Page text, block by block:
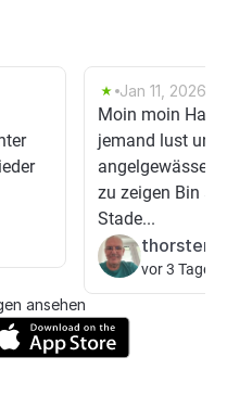
Jan 11, 2026
Moin moin Hat
jemand lust und
angelgewässer
zu zeigen Bin
Stade...
thorsten
vor 3 Tagen
ansehen